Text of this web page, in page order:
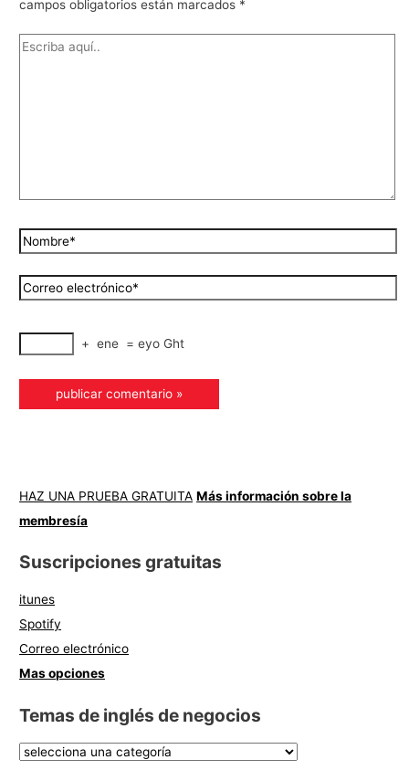
campos obligatorios están marcados *
+ ene = eyo Ght
HAZ UNA PRUEBA GRATUITA Más información sobre la
membresía
Suscripciones gratuitas
itunes
Spotify
Correo electrónico
Mas opciones
Temas de inglés de negocios